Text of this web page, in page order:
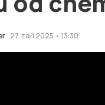
27. září 2025 • 13:30